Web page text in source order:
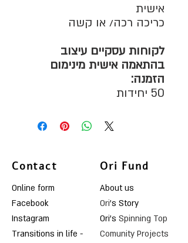
אישית
כריכה רכה/ או קשה
לקוחות עסקיים עיצוב
בהתאמה אישית מינימום
הזמנה:
50 יחידות
Contact
Online form
Facebook
Instagram
Transitions in life -
Ori Fund
About us
Ori's Story
Ori's Spinning Top
Comunity Projects